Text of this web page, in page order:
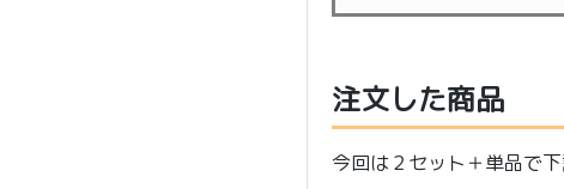
注文した商品
今回は２セット＋単品で下